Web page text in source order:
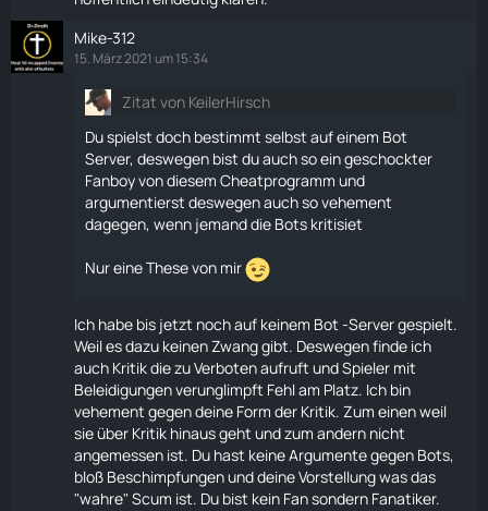
Mike-312
15. März 2021 um 15:34
Zitat von KeilerHirsch
Du spielst doch bestimmt selbst auf einem Bot
Server, deswegen bist du auch so ein geschockter
Fanboy von diesem Cheatprogramm und
argumentierst deswegen auch so vehement
dagegen, wenn jemand die Bots kritisiet
Nur eine These von mir
Ich habe bis jetzt noch auf keinem Bot -Server gespielt.
Weil es dazu keinen Zwang gibt. Deswegen finde ich
auch Kritik die zu Verboten aufruft und Spieler mit
Beleidigungen verunglimpft Fehl am Platz. Ich bin
vehement gegen deine Form der Kritik. Zum einen weil
sie über Kritik hinaus geht und zum andern nicht
angemessen ist. Du hast keine Argumente gegen Bots,
bloß Beschimpfungen und deine Vorstellung was das
"wahre" Scum ist. Du bist kein Fan sondern Fanatiker.